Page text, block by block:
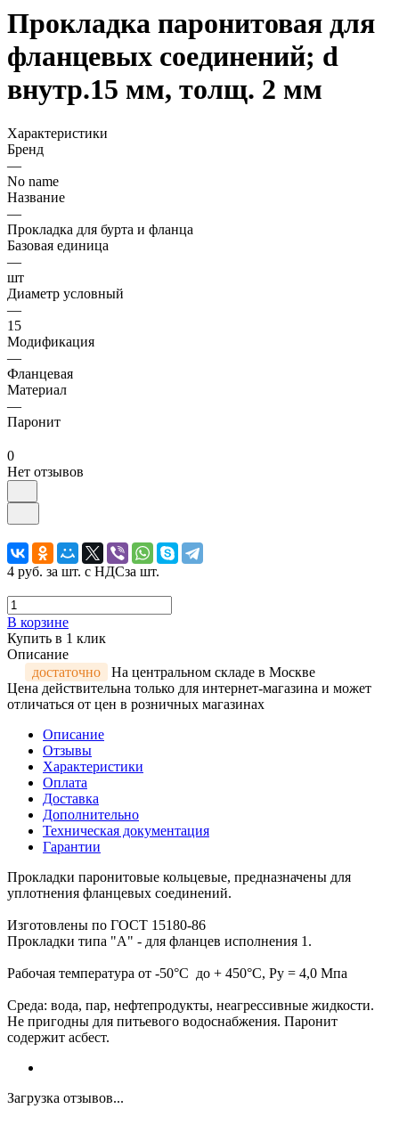
Прокладка паронитовая для
фланцевых соединений; d
внутр.15 мм, толщ. 2 мм
Характеристики
Бренд
—
No name
Название
—
Прокладка для бурта и фланца
Базовая единица
—
шт
Диаметр условный
—
15
Модификация
—
Фланцевая
Материал
—
Паронит
0
Нет отзывов
4 руб. за шт. с НДСза шт.
В корзине
Купить в 1 клик
Описание
достаточно
На центральном складе в Москве
Цена действительна только для интернет-магазина и может
отличаться от цен в розничных магазинах
Описание
Отзывы
Характеристики
Оплата
Доставка
Дополнительно
Техническая документация
Гарантии
Прокладки паронитовые кольцевые, предназначены для
уплотнения фланцевых соединений.
Изготовлены по ГОСТ 15180-86
Прокладки типа "А" - для фланцев исполнения 1.
Рабочая температура от -50°С до + 450°С, Ру = 4,0 Мпа
Среда: вода, пар, нефтепродукты, неагрессивные жидкости.
Не пригодны для питьевого водоснабжения. Паронит
содержит асбест.
Загрузка отзывов...